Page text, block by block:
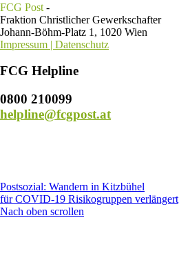
FCG Post -
Fraktion Christlicher Gewerkschafter
Johann-Böhm-Platz 1, 1020 Wien
Impressum | Datenschutz
FCG Helpline
0800 210099
helpline@fcgpost.at
Postsozial: Wandern in Kitzbühel
für COVID-19 Risikogruppen verlängert
Nach oben scrollen